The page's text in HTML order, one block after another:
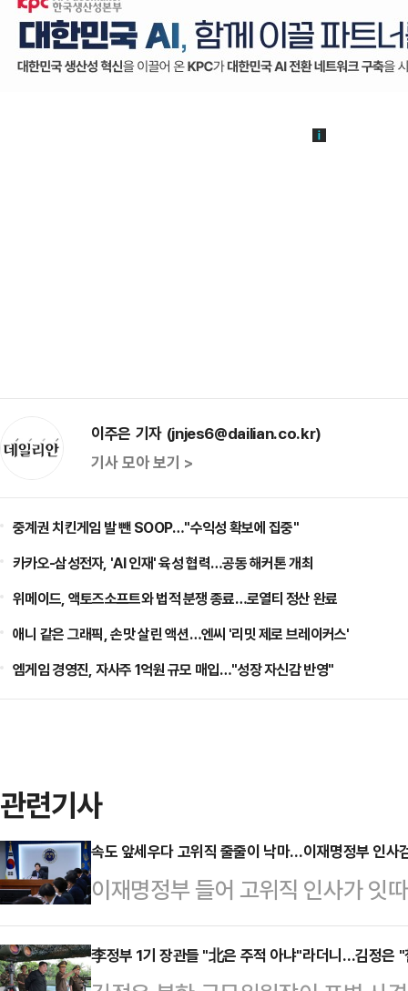
이주은 기자 (jnjes6@dailian.co.kr)
기사 모아 보기 >
중계권 치킨게임 발 뺀 SOOP…"수익성 확보에 집중"
카카오-삼성전자, 'AI 인재' 육성 협력…공동 해커톤 개최
위메이드, 액토즈소프트와 법적 분쟁 종료…로열티 정산 완료
애니 같은 그래픽, 손맛 살린 액션…엔씨 '리밋 제로 브레이커스'
엠게임 경영진, 자사주 1억원 규모 매입…"성장 자신감 반영"
관련기사
속도 앞세우다 고위직 줄줄이 낙마…이재명정부 인사
이재명정부 들어 고위직 인사가 잇
전반에 대한 문제 제기가 이어지고
의혹이 제기돼 지명이 철회되거나
李정부 1기 장관들 "北은 주적 아냐"라더니…김정은